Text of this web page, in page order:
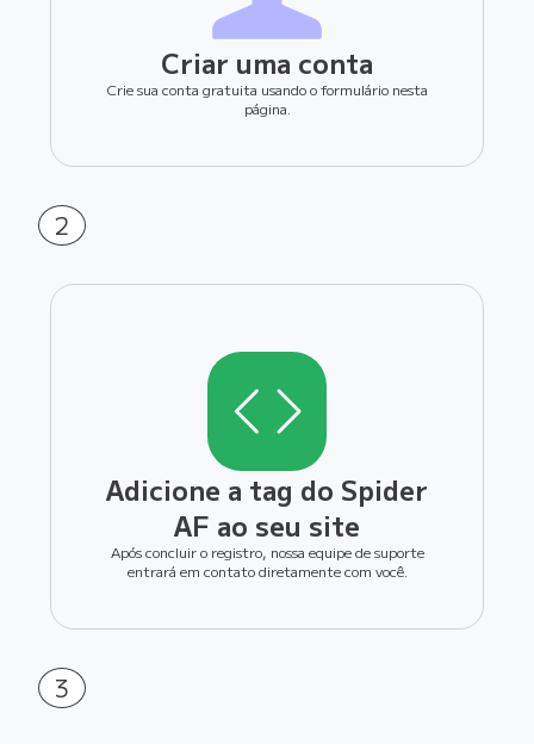
2
3
Criar uma conta
Crie sua conta gratuita usando o formulário nesta
página.
Adicione a tag do Spider
AF ao seu site
Após concluir o registro, nossa equipe de suporte
entrará em contato diretamente com você.